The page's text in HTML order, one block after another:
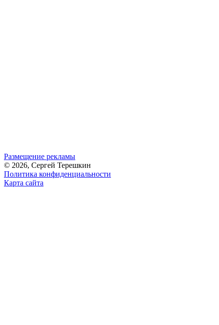
Размещение рекламы
© 2026, Сергей Терешкин
Политика конфиденциальности
Карта сайта